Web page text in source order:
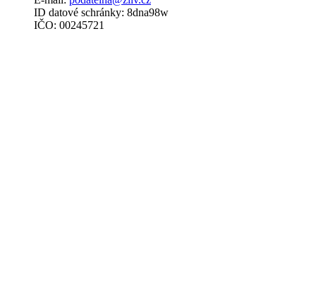
ID datové schránky: 8dna98w
IČO: 00245721